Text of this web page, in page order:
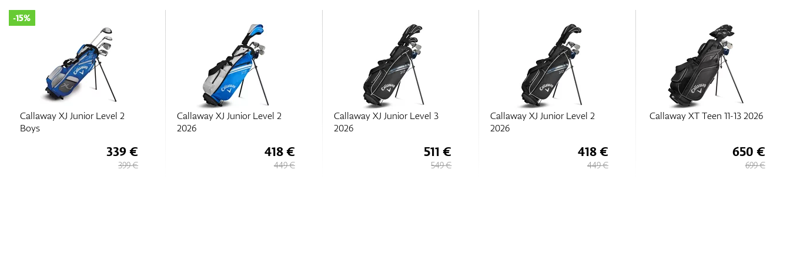
Callaway XJ Junior Level 2
Boys
-15%
339 €
399 €
Callaway XJ Junior Level 2
2026
418 €
449 €
Callaway XJ Junior Level 3
2026
511 €
549 €
Callaway XJ Junior Level 2
2026
418 €
449 €
Callaway XT Teen 11-13 2026
650 €
699 €